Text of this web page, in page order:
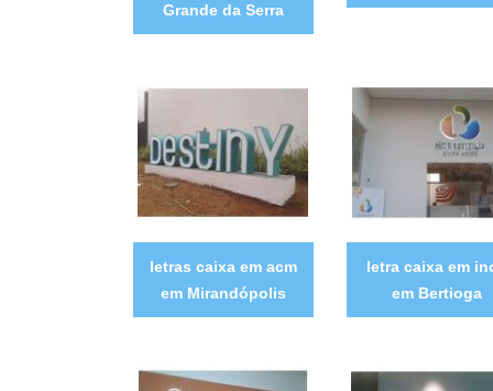
Grande da Serra
letras caixa em acm
em Mirandópolis
letra caixa em
em Bertioga